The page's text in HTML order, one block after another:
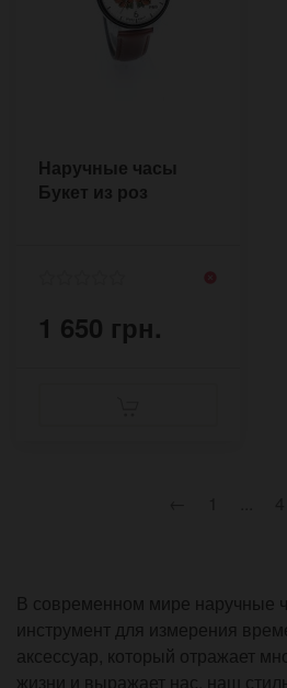
Наручные часы
Букет из роз
1 650 грн.
В современном мире наручные
инструмент для измерения
аксессуар, который отражает
жизни и выражает нас, наш